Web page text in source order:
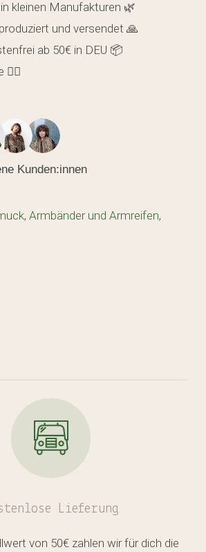
kleinen Manufakturen 🌿
und versendet 🙏
ab 50€ in DEU 📦
🖐🏼
Kunden:innen
, Armbänder und Armreifen,
Lieferung
von 50€ zahlen wir für dich die